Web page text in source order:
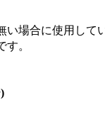
場合に使用して
。